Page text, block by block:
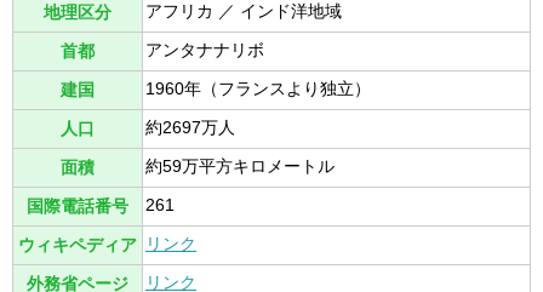
地理区分 アフリカ ／ インド洋地域
首都 アンタナナリボ
建国 1960年（フランスより独立）
人口 約2697万人
面積 約59万平方キロメートル
国際電話番号 261
ウィキペディア リンク
外務省ページ リンク